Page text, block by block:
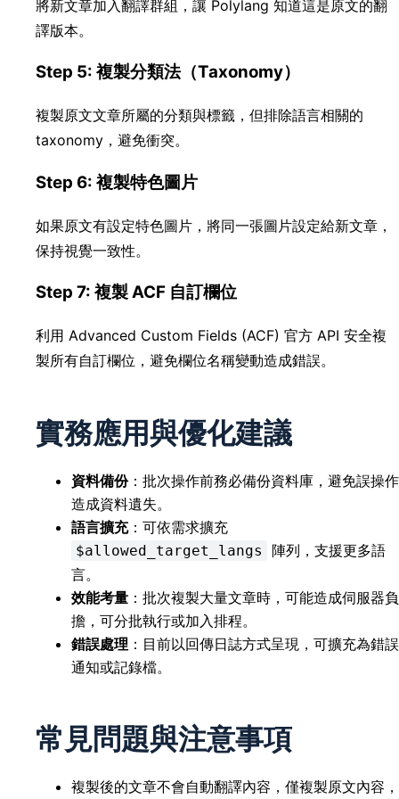
將新文章加入翻譯群組，讓 Polylang 知道這是原文的翻
譯版本。
Step 5: 複製分類法（Taxonomy）
複製原文文章所屬的分類與標籤，但排除語言相關的
taxonomy，避免衝突。
Step 6: 複製特色圖片
如果原文有設定特色圖片，將同一張圖片設定給新文章，
保持視覺一致性。
Step 7: 複製 ACF 自訂欄位
利用 Advanced Custom Fields (ACF) 官方 API 安全複
製所有自訂欄位，避免欄位名稱變動造成錯誤。
實務應用與優化建議
資料備份：批次操作前務必備份資料庫，避免誤操作
造成資料遺失。
語言擴充：可依需求擴充
$allowed_target_langs
陣列，支援更多語
言。
效能考量 ：批次複製大量文章時，可能造成伺服器負
擔，可分批執行或加入排程。
錯誤處理 ：目前以回傳日誌方式呈現，可擴充為錯誤
通知或記錄檔。
常見問題與注意事項
複製後的文章不會自動翻譯內容，僅複製原文內容，